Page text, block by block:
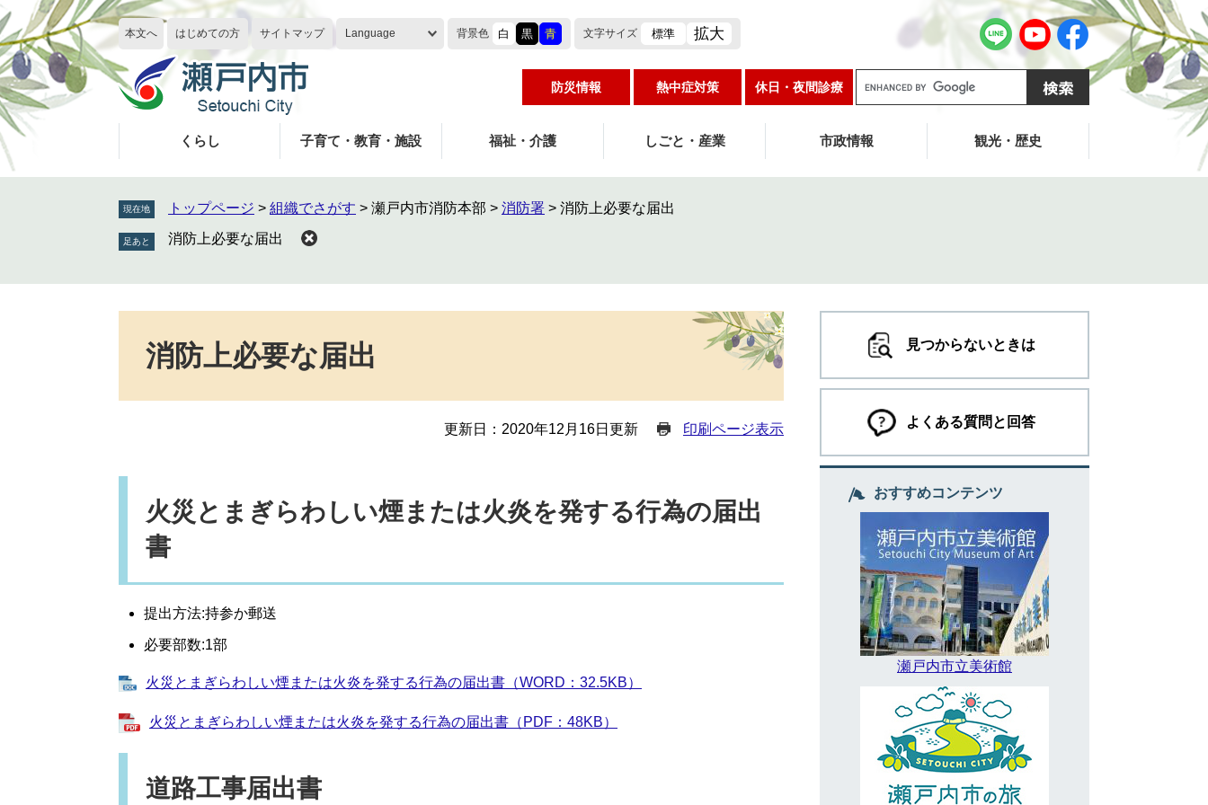
ペ
ー
ジ
の
先
頭
で
す
メ
ニ
ュ
ー
を
飛
ば
し
本文へ はじめての方 サイトマップ Language 背景色 白 黒 青 文字サイズ 標準 拡大
防災情報 熱中症対策 休日・夜間診療
g
e
くらし 子育て・教育・施設 福祉・介護 しごと・産業 市政情報 観光・歴史
現在地 トップページ > 組織でさがす > 瀬戸内市消防本部 > 消防署 > 消防上必要な届出
消防上必要な届出
消防上必要な届出
更新日：2020年12月16日更新 印刷ページ表示
火災とまぎらわしい煙または火炎を発する行為の届出
書
提出方法:持参か郵送
必要部数:1部
火災とまぎらわしい煙または火炎を発する行為の届出書（WORD：32.5KB）
火災とまぎらわしい煙または火炎を発する行為の届出書（PDF：48KB）
道路工事届出書
見つからないときは
よくある質問と回答
おすすめコンテンツ
瀬戸内市立美術館